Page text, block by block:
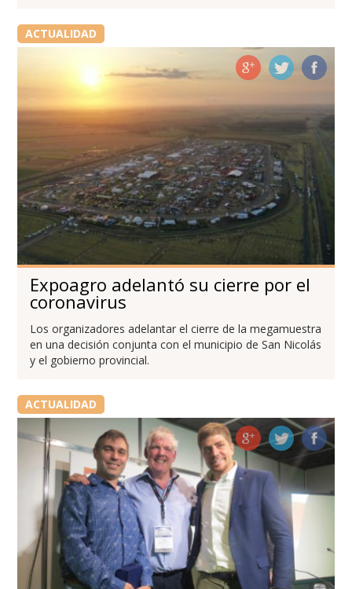
ACTUALIDAD
Expoagro adelantó su cierre por el
coronavirus
Los organizadores adelantar el cierre de la megamuestra
en una decisión conjunta con el municipio de San Nicolás
y el gobierno provincial.
ACTUALIDAD